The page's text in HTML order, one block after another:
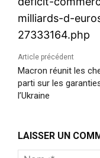
milliards-d-
27333164.php
Article précédent
Macron réunit les
parti sur les
l’Ukraine
LAISSER UN